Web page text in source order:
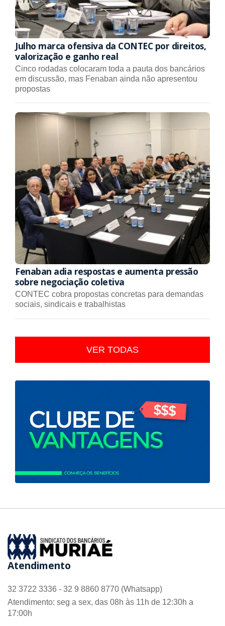
Julho marca ofensiva da CONTEC por direitos,
valorização e ganho real
Cinco rodadas colocaram toda a pauta dos bancários
em discussão, mas Fenaban ainda não apresentou
propostas
Fenaban adia respostas e aumenta pressão
sobre negociação coletiva
CONTEC cobra propostas concretas para demandas
sociais, sindicais e trabalhistas
VER TODAS
Atendimento
32 3722 3336 - 32 9 8860 8770 (Whatsapp)
Atendimento: seg a sex, das 08h às 11h de 12:30h a
17:00h